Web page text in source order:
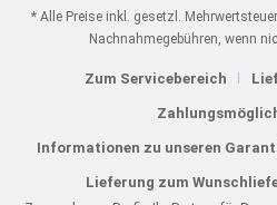
* Alle Preise inkl. gesetzl.
Nachnahmegebühren, wenn
Zum Servicebereich
Informationen zu unseren
Lieferung zum